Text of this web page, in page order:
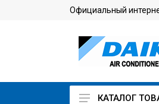
Официальный
КАТАЛОГ